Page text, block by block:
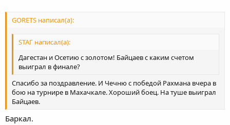
GORETS написал(а):
STAГ написал(а):
Дагестан и Осетию с золотом! Байцаев с каким счетом
выиграл в финале?
Спасибо за поздравление. И Чечню с победой Рахмана вчера в
бою на турнире в Махачкале. Хороший боец. На туше выиграл
Байцаев.
Баркал.